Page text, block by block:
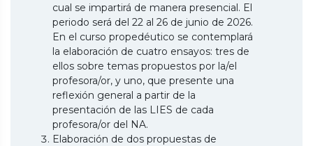
cual se impartirá de manera presencial. El
periodo será del 22 al 26 de junio de 2026.
En el curso propedéutico se contemplará
la elaboración de cuatro ensayos: tres de
ellos sobre temas propuestos por la/el
profesora/or, y uno, que presente una
reflexión general a partir de la
presentación de las LIES de cada
profesora/or del NA.
Elaboración de dos propuestas de